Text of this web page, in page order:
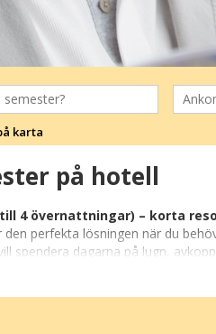
karta
på hotell
4 övernattningar) – korta
den perfekta lösningen när du
spendera dagarna på lugn,
nya minnen – allt på kort tid och
allt från kustområden och